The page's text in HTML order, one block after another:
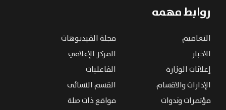
روابط مهمه
التعاميم
مجلة الفيديوهات
الاخبار
المركز الإعلامي
إعلانات الوزارة
الفاعليات
الإدارات والاقسام
القسم النسائى
مؤتمرات وندوات
مواقع ذات صلة